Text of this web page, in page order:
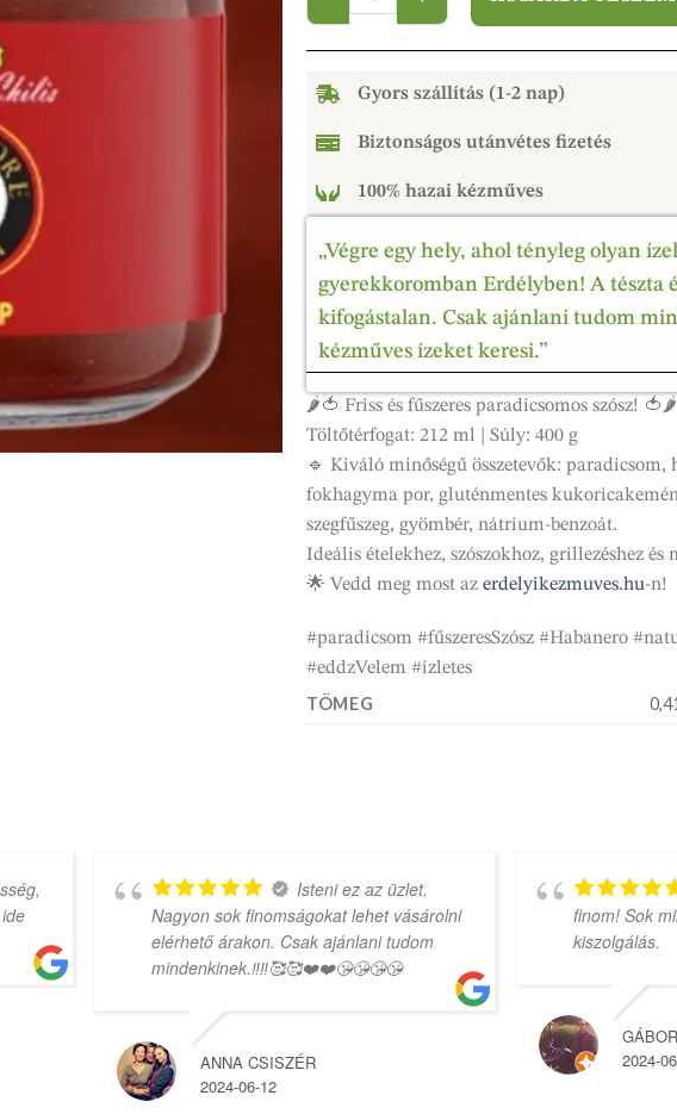
Gyors szállítás (1-2 nap)
Biztonságos utánvétes fizetés
100% hazai kézműves
„Végre egy hely, ahol tényleg olyan
gyerekkoromban Erdélyben! A tészta
kifogástalan. Csak ajánlani tudom
kézműves ízeket keresi.”
🌶️🍅 Friss és fűszeres paradicsomos szósz! 🍅🌶️
Töltőtérfogat: 212 ml | Súly: 400 g
🔹 Kiváló minőségű összetevők: paradicsom,
fokhagyma por, gluténmentes
szegfűszeg, gyömbér, nátrium-benzoát.
Ideális ételekhez, szószokhoz, grillezéshez és
🌟 Vedd meg most az erdelyikezmuves.hu-n!
#paradicsom #fűszeresSzósz #Habanero
#eddzVelem #ízletes
TÖMEG
Isteni ez az üzlet.
Nagyon sok finomságokat lehet vásárolni
elérhető árakon. Csak ajánlani tudom
mindenkinek.‼️‼️🥰🥰❤️❤️😘😘😘😘
ANNA CSISZÉR
2024-06-12
finom! Sok
kiszolgálás.
2024-